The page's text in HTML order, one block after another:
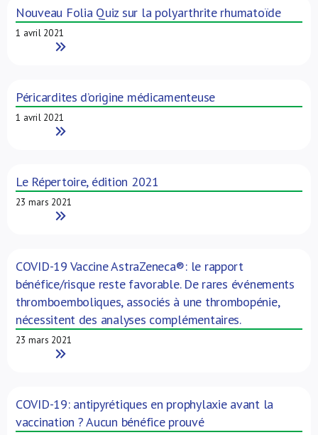
Nouveau Folia Quiz sur la polyarthrite rhumatoïde
1 avril 2021
Read More
Péricardites d’origine médicamenteuse
1 avril 2021
Read More
Le Répertoire, édition 2021
23 mars 2021
Read More
COVID-19 Vaccine AstraZeneca®: le rapport
bénéfice/risque reste favorable. De rares événements
thromboemboliques, associés à une thrombopénie,
nécessitent des analyses complémentaires.
23 mars 2021
Read More
COVID-19: antipyrétiques en prophylaxie avant la
vaccination ? Aucun bénéfice prouvé